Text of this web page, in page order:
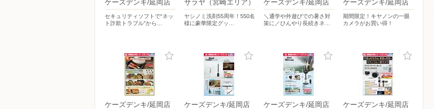
ケーズデンキ/延岡店
セキュリティソフトで“ネッ
ト詐欺トラブル”から…
サラヤ（宮崎エリア）
ヤシノミ洗剤55周年！550名
様に豪華限定グッ…
ケーズデンキ/延岡店
＼通学や外遊びでの暑さ対
策に／ひんやり長続きネ…
ケーズデンキ/延岡店
期間限定！キヤノンの一眼
カメラがお買い得！
ケーズデンキ/延岡店 ケーズデンキ/延岡店 ケーズデンキ/延岡店 ケーズデンキ/延岡店